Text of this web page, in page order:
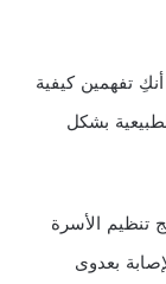
تفهمين كيفية
بشكل
الأسرة
بعدوى